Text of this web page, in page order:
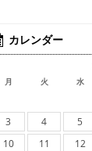
カレンダー
月 火 水
3
4 5
10
11 12